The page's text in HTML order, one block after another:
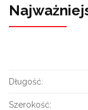
Długość:
Szerokość: